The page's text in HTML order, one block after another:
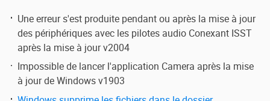
Une erreur s'est produite pendant ou après la mise à jour
des périphériques avec les pilotes audio Conexant ISST
après la mise à jour v2004
Impossible de lancer l'application Camera après la mise
à jour de Windows v1903